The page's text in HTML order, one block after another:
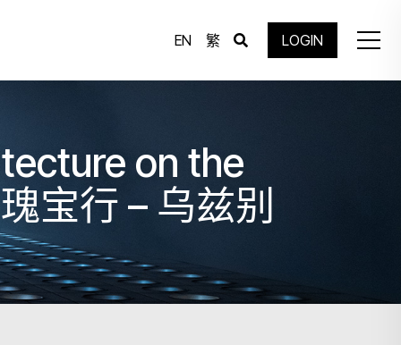
EN 繁 LOGIN
on the
宝行 – 乌兹别